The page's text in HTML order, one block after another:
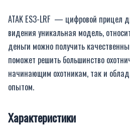
ATAK ES3-LRF — цифровой прицел
видения уникальная модель,
деньги можно получить
поможет решить большинство
начинающим охотникам, так и
опытом.
Характеристики